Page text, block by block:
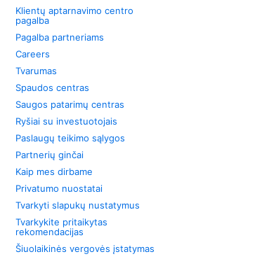
Klientų aptarnavimo centro
pagalba
Pagalba partneriams
Careers
Tvarumas
Spaudos centras
Saugos patarimų centras
Ryšiai su investuotojais
Paslaugų teikimo sąlygos
Partnerių ginčai
Kaip mes dirbame
Privatumo nuostatai
Tvarkyti slapukų nustatymus
Tvarkykite pritaikytas
rekomendacijas
Šiuolaikinės vergovės įstatymas